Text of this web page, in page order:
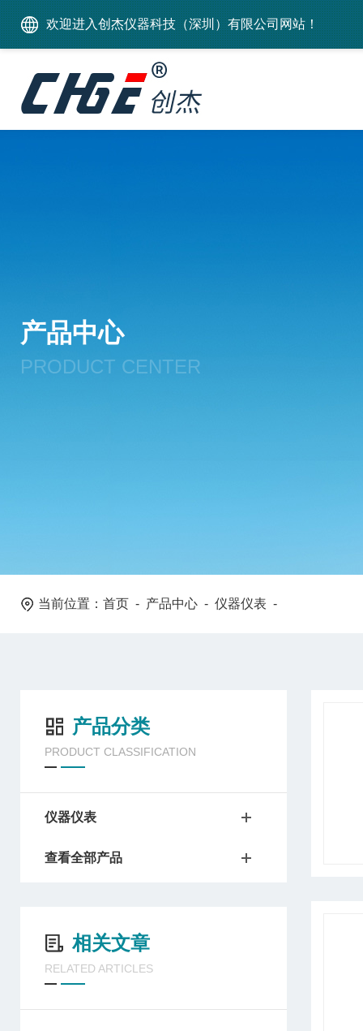
欢迎进入创杰仪器科技（深圳）有限公司网站！
产品中心
PRODUCT CENTER
当前位置： 首页 - 产品中心 - 仪器仪表 -
产品分类
PRODUCT CLASSIFICATION
仪器仪表
查看全部产品
相关文章
RELATED ARTICLES